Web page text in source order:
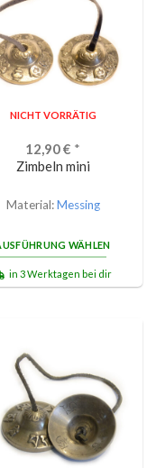
NICHT VORRÄTIG
12,90€ *
Zimbeln mini
Material:Messing
WÄHLEN
in 3 Werktagen bei dir